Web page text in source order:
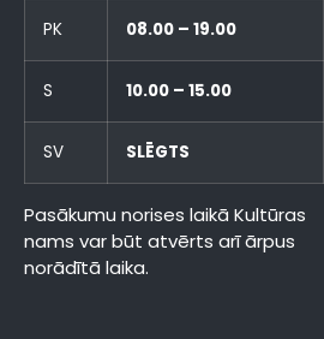
PK 08.00 – 19.00
S 10.00 – 15.00
SV SLĒGTS
Pasākumu norises laikā Kultūras
nams var būt atvērts arī ārpus
norādītā laika.